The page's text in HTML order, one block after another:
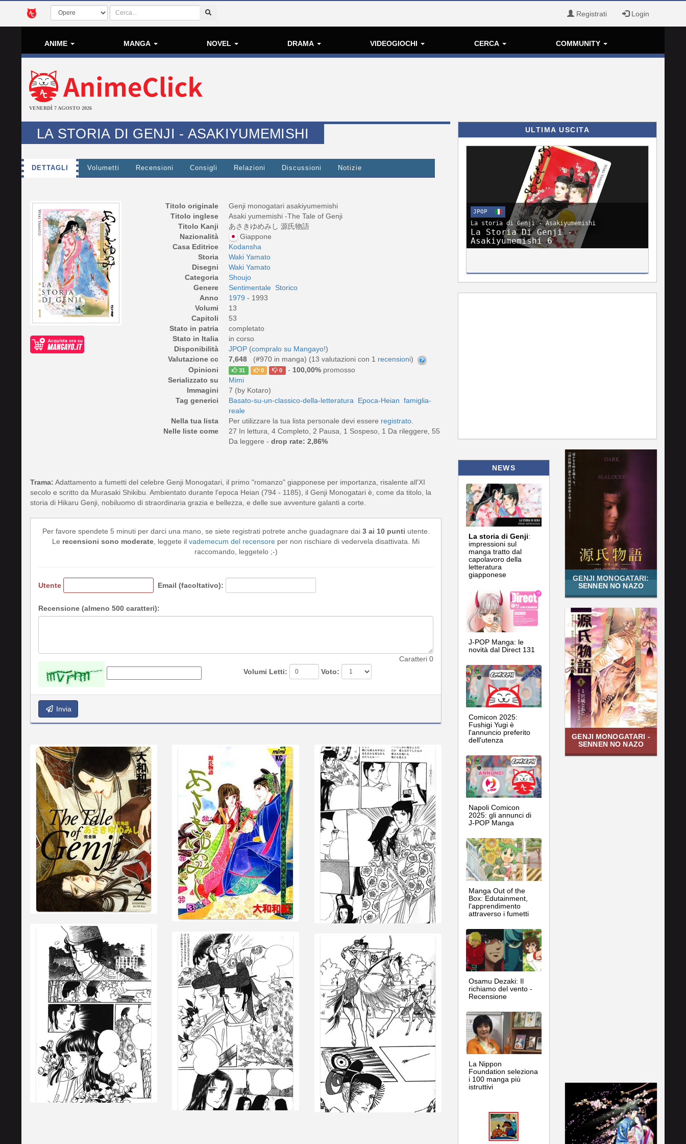
Registrati Login
ANIME MANGA NOVEL DRAMA VIDEOGIOCHI CERCA COMMUNITY
VENERDÌ 7 AGOSTO 2026
LA STORIA DI GENJI - ASAKIYUMEMISHI
DETTAGLI Volumetti Recensioni Consigli Relazioni Discussioni Notizie
Titolo originale
Genji monogatari asakiyumemishi
Titolo inglese
Asaki yumemishi -The Tale of Genji
Titolo Kanji
あさきゆめみし 源氏物語
Nazionalità
Giappone
Casa Editrice
Kodansha
Storia
Waki Yamato
Disegni
Waki Yamato
Categoria
Shoujo
Genere
Sentimentale Storico
Anno
1979 - 1993
Volumi
13
Capitoli
53
Stato in patria
completato
Stato in Italia
in corso
Disponibilità
JPOP (compralo su Mangayo!)
Valutazione cc
7,648 (#970 in manga) (13 valutazioni con 1 recensioni)
Opinioni
31 0 0 - 100,00%promosso
Serializzato su
Mimi
Immagini
7 (by Kotaro)
Tag generici
Basato-su-un-classico-della-letteratura Epoca-Heian famiglia-
reale
Nella tua lista
Per utilizzare la tua lista personale devi essere registrato
Nelle liste come
27 In lettura, 4 Completo, 2 Pausa, 1 Sospeso, 1 Da rileggere, 55
Da leggere - drop rate: 2,86%
Trama: Adattamento a fumetti del celebre Genji Monogatari, il primo "romanzo" giapponese per importanza, risalente all'XI
secolo e scritto da Murasaki Shikibu. Ambientato durante l'epoca Heian (794 - 1185), il Genji Monogatari è, come da titolo, la
storia di Hikaru Genji, nobiluomo di straordinaria grazia e bellezza, e delle sue avventure galanti a corte.
Per favore spendete 5 minuti per darci una mano, se siete registrati potrete anche guadagnare dai 3 ai 10 punti utente.
Le recensioni sono moderate , leggete il vademecum del recensore per non rischiare di vedervela disattivata. Mi
raccomando, leggetelo ;-)
Utente Email (facoltativo):
Recensione (almeno 500 caratteri):
Caratteri 0
Volumi Letti:
Voto:
Invia
ULTIMA USCITA
JPOP
La storia di Genji - Asakiyumemishi
La Storia Di Genji -
Asakiyumemishi 6
NEWS
La storia di Genji:
impressioni sul
manga tratto dal
capolavoro della
letteratura
giapponese
J-POP Manga: le
novità dal Direct 131
Comicon 2025:
Fushigi Yugi è
l'annuncio preferito
dell'utenza
Napoli Comicon
2025: gli annunci di
J-POP Manga
Manga Out of the
Box: Edutainment,
l'apprendimento
attraverso i fumetti
Osamu Dezaki: Il
richiamo del vento -
Recensione
La Nippon
Foundation seleziona
i 100 manga più
istruttivi
GENJI MONOGATARI:
SENNEN NO NAZO
GENJI MONOGATARI -
SENNEN NO NAZO